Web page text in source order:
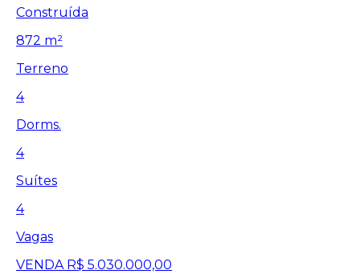
Construída
872 m²
Terreno
4
Dorms.
4
Suítes
4
Vagas
VENDA R$ 5.030.000,00